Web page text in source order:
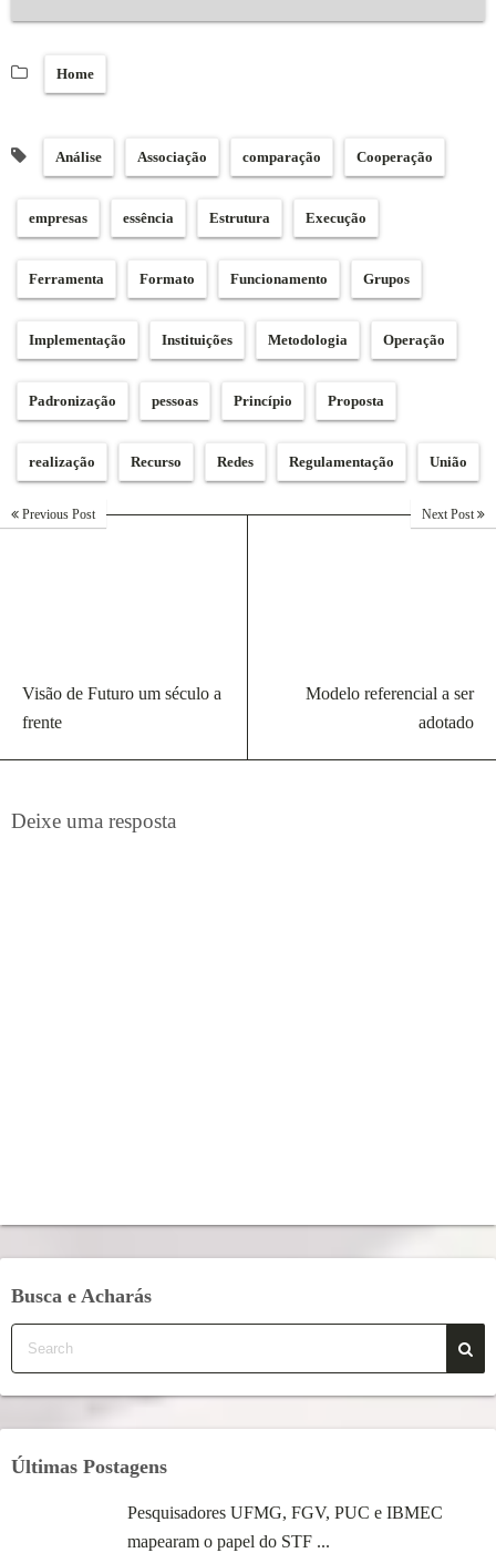
Home
Análise Associação comparação Cooperação
empresas essência Estrutura Execução
Ferramenta Formato Funcionamento Grupos
Implementação Instituições Metodologia Operação
Padronização pessoas Princípio Proposta
realização Recurso Redes Regulamentação União
Previous Post
Visão de Futuro um século a
frente
Next Post
Modelo referencial a ser
adotado
Deixe uma resposta
Busca e Acharás
Últimas Postagens
Pesquisadores UFMG, FGV, PUC e IBMEC
mapearam o papel do STF ...